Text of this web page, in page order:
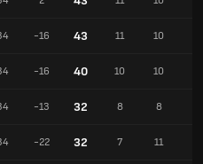
-16 43 11 10
-16 40 10 10
-13 32 8 8
-22 32 7 11